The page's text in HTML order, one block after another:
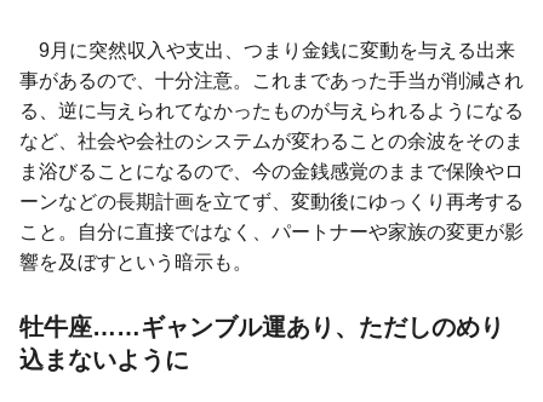
9月に突然収入や支出、つまり金銭に変動を与える出来
事があるので、十分注意。これまであった手当が削減され
る、逆に与えられてなかったものが与えられるようになる
など、社会や会社のシステムが変わることの余波をそのま
ま浴びることになるので、今の金銭感覚のままで保険やロ
ーンなどの長期計画を立てず、変動後にゆっくり再考する
こと。自分に直接ではなく、パートナーや家族の変更が影
響を及ぼすという暗示も。
牡牛座……ギャンブル運あり、ただしのめり
込まないように